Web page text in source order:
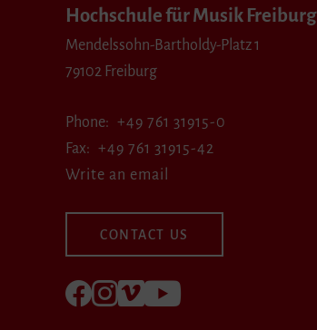
Hochschule für Musik Freiburg
Mendelssohn-Bartholdy-Platz 1
79102 Freiburg
Phone
+49 761 31915-0
Fax
+49 761 31915-42
Write an email
CONTACT US
Follow us on Facebook
Follow us on Instagram
Visit us at Vimeo